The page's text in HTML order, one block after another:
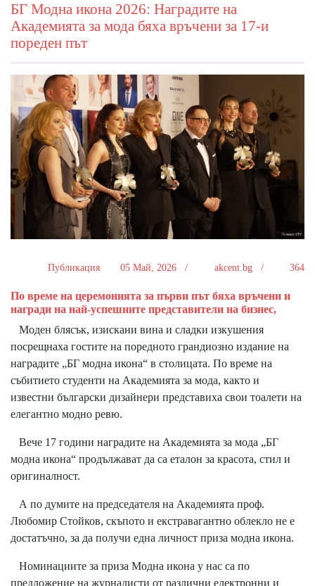
БГ Модна икона 2026: Наградите на
Академията за мода бяха връчени за 17-и
пореден път
Публикация 05 Май, 2026 / akcent.bg / 364
По време на церемонията за първи път бяха връчени и
награди на най-успешните представители на бизнес,
Моден блясък, изискани вина и сладки изкушения
посрещнаха гостите на поредното грандиозно издание на
наградите „БГ модна икона“ в столицата. По време на
събитието студенти на Академията за мода, както и
известни български дизайнери представиха свои тоалети на
елегантно модно ревю.
Вече 17 години наградите на Академията за мода „БГ
модна икона“ продължават да са еталон за красота, стил и
оригиналност.
А по думите на председателя на Академията проф.
Любомир Стойков, скъпото и екстравагантно облекло не е
достатъчно, за да получи една личност приза модна икона.
Номинациите за приза Модна икона у нас са по
предложение на журналисти от различни електронни и